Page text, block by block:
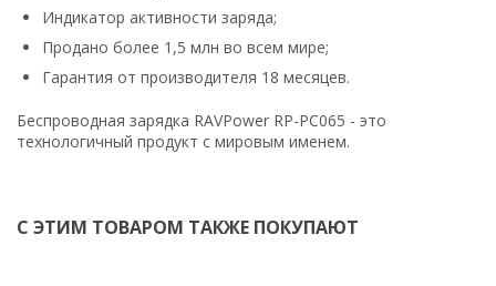
Индикатор активности заряда;
Продано более 1,5 млн во всем мире;
Гарантия от производителя 18 месяцев.
Беспроводная зарядка RAVPower RP-PC065 - это
технологичный продукт с мировым именем.
С ЭТИМ ТОВАРОМ ТАКЖЕ ПОКУПАЮТ